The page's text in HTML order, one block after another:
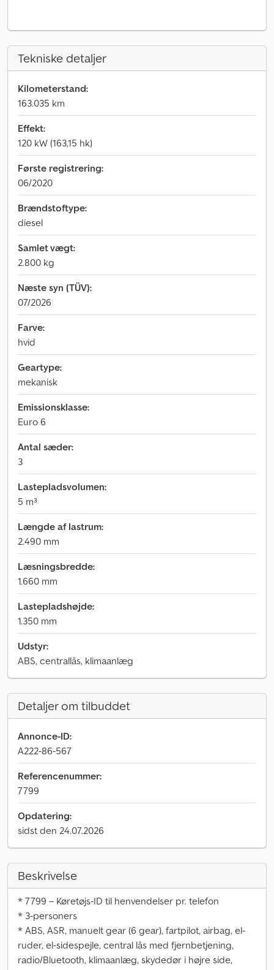
Tekniske detaljer
Kilometerstand:
163.035 km
Effekt:
120 kW (163,15 hk)
Første registrering:
06/2020
Brændstoftype:
diesel
Samlet vægt:
2.800 kg
Næste syn (TÜV):
07/2026
Farve:
hvid
Geartype:
mekanisk
Emissionsklasse:
Euro 6
Antal sæder:
3
Lastepladsvolumen:
5 m³
Længde af lastrum:
2.490 mm
Læsningsbredde:
1.660 mm
Lastepladshøjde:
1.350 mm
Udstyr:
ABS, centrallås, klimaanlæg
Detaljer om tilbuddet
Annonce-ID:
A222-86-567
Referencenummer:
7799
Opdatering:
sidst den 24.07.2026
Beskrivelse
* 7799 – Køretøjs-ID til henvendelser pr. telefon
* 3-personers
* ABS, ASR, manuelt gear (6 gear), fartpilot, airbag, el-
ruder, el-sidespejle, central lås med fjernbetjening,
radio/Bluetooth, klimaanlæg, skydedør i højre side,